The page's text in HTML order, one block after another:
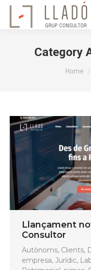
Category
You
Home
Llançament
Consultor
Autònoms, Clients,
empresa, Jurídic,